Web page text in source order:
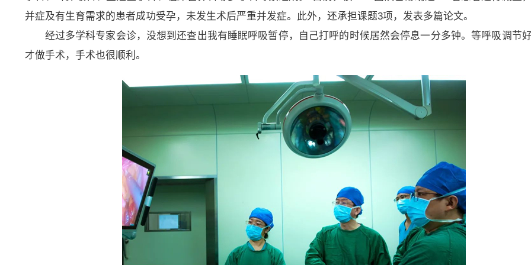
并症及有生育需求的患者成功受孕，未发生术后严重并发症。此外，还承担课题3项，发表多篇论文。
经过多学科专家会诊，没想到还查出我有睡眠呼吸暂停，自己打呼的时候居然会停息一分多钟。等呼吸调节
才做手术，手术也很顺利。